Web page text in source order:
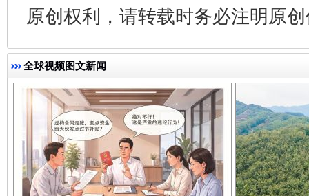
原创权利，请转载时务必注明原
全球视频图文新闻
揭开“小金库”的免责幌子